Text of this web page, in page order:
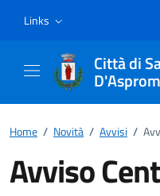
Links
Città di
Home / Novità / Avvisi /
Avviso